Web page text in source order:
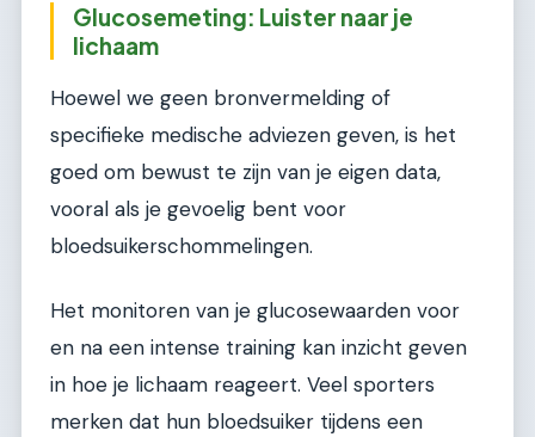
Glucosemeting: Luister naar je
lichaam
Hoewel we geen bronvermelding of
specifieke medische adviezen geven, is het
goed om bewust te zijn van je eigen data,
vooral als je gevoelig bent voor
bloedsuikerschommelingen.
Het monitoren van je glucosewaarden voor
en na een intense training kan inzicht geven
in hoe je lichaam reageert. Veel sporters
merken dat hun bloedsuiker tijdens een